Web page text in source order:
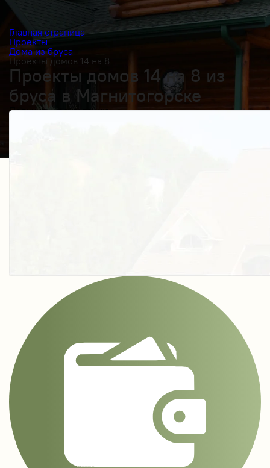
Главная страница
Проекты
Дома из бруса
Проекты домов 14 на 8
Проекты домов 14 на 8 из
бруса в Магнитогорске
Получить косультацию